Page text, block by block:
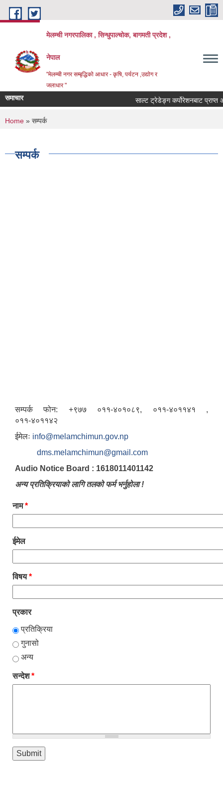
Skip to main content
मेलम्ची नगरपालिका , सिन्धुपाल्चोक, बागमती प्रदेश ,
नेपाल
"मेलम्ची नगर सम्बृद्धिको आधार - कृषि, पर्यटन ,उद्योग र
जलाधार "
समाचार साल्ट ट्रेडेङ्ग कर्पोरेशनबाट प्राप्त
You are here
Home » सम्पर्क
सम्पर्क
सम्पर्क फोन: +९७७ ०११-४०१०८९, ०११-४०११४१ ,
०११-४०११४२
ईमेलः info@melamchimun.gov.np
dms.melamchimun@gmail.com
Audio Notice Board : 1618011401142
अन्य प्रतिक्रियाको लागि तलको फर्म भर्नुहोला !
नाम*
ईमेल
विषय*
प्रकार
प्रतिक्रिया
गुनासो
अन्य
सन्देश*